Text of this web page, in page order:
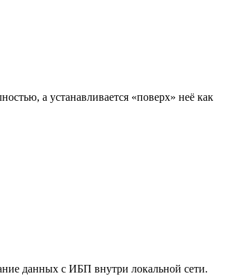
а устанавливается «поверх» неё как
данных с ИБП внутри локальной сети.